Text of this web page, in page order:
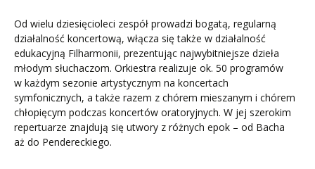
Od wielu dziesięcioleci zespół prowadzi bogatą, regularną
działalność koncertową, włącza się także w działalność
edukacyjną Filharmonii, prezentując najwybitniejsze dzieła
młodym słuchaczom. Orkiestra realizuje ok. 50 programów
w każdym sezonie artystycznym na koncertach
symfonicznych, a także razem z chórem mieszanym i chórem
chłopięcym podczas koncertów oratoryjnych. W jej szerokim
repertuarze znajdują się utwory z różnych epok – od Bacha
aż do Pendereckiego.